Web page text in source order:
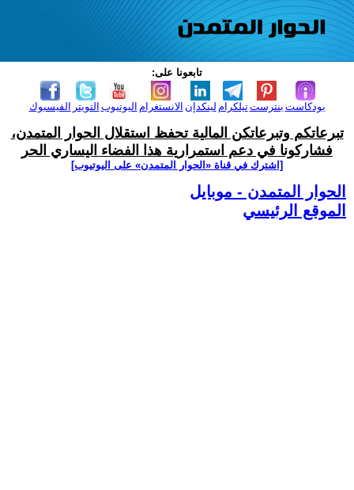
تابعونا على:
الفيسبوك التويتر اليوتيوب الانستغرام لينكدإن تيلكرامبنترست بودكاست
تبرعاتكم وتبرعاتكن المالية تحفظ استقلال الحوار المتمدن،
فشاركونا في دعم استمرارية هذا الفضاء اليساري الحر
[اشترك في قناة ‫«الحوار المتمدن» على اليوتيوب]
الحوار المتمدن - موبايل
الموقع الرئيسي